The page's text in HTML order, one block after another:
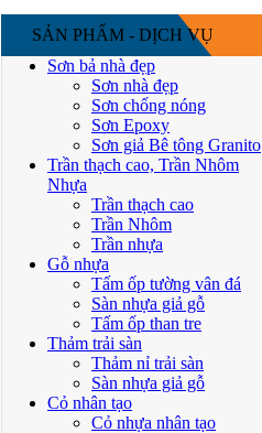
SẢN PHẨM - DỊCH VỤ
Sơn bả nhà đẹp
Sơn nhà đẹp
Sơn chống nóng
Sơn Epoxy
Sơn giả Bê tông Granito
Trần thạch cao, Trần Nhôm
Nhựa
Trần thạch cao
Trần Nhôm
Trần nhựa
Gỗ nhựa
Tấm ốp tường vân đá
Sàn nhựa giả gỗ
Tấm ốp than tre
Thảm trải sàn
Thảm nỉ trải sàn
Sàn nhựa giả gỗ
Cỏ nhân tạo
Cỏ nhựa nhân tạo